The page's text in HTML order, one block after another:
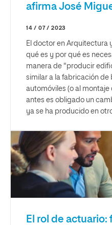
afirma José
14 / 07 / 2023
El doctor en Arquitectura
qué es y por qué es
manera de "producir
similar a la fabricación de
automóviles (o al montaje
antes es obligado un
ya se ha producido en
El rol de